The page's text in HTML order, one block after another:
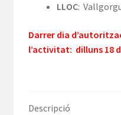
LLOC:
Darrer dia
l’activitat: dilluns 18
Descripció